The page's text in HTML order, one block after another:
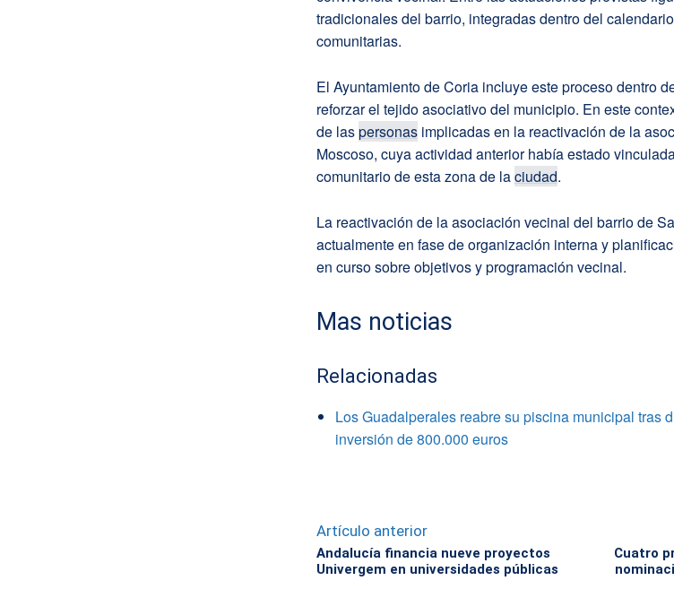
tradicionales del barrio, integradas dentro del
comunitarias.
El Ayuntamiento de Coria incluye este proceso dentro
reforzar el tejido asociativo del municipio. En este
de laspersonasimplicadas en la reactivación de la
Moscoso, cuya actividad anterior había estado
comunitario de esta zona de laciudad.
La reactivación de la asociación vecinal del barrio de
actualmente en fase de organización interna y
en curso sobre objetivos y programación vecinal.
Mas noticias
Relacionadas
Los Guadalperales reabre su piscina municipal tras
inversión de 800.000 euros
Artículo anterior
Andalucía financia nueve proyectos
Univergem en universidades públicas
Cuatro